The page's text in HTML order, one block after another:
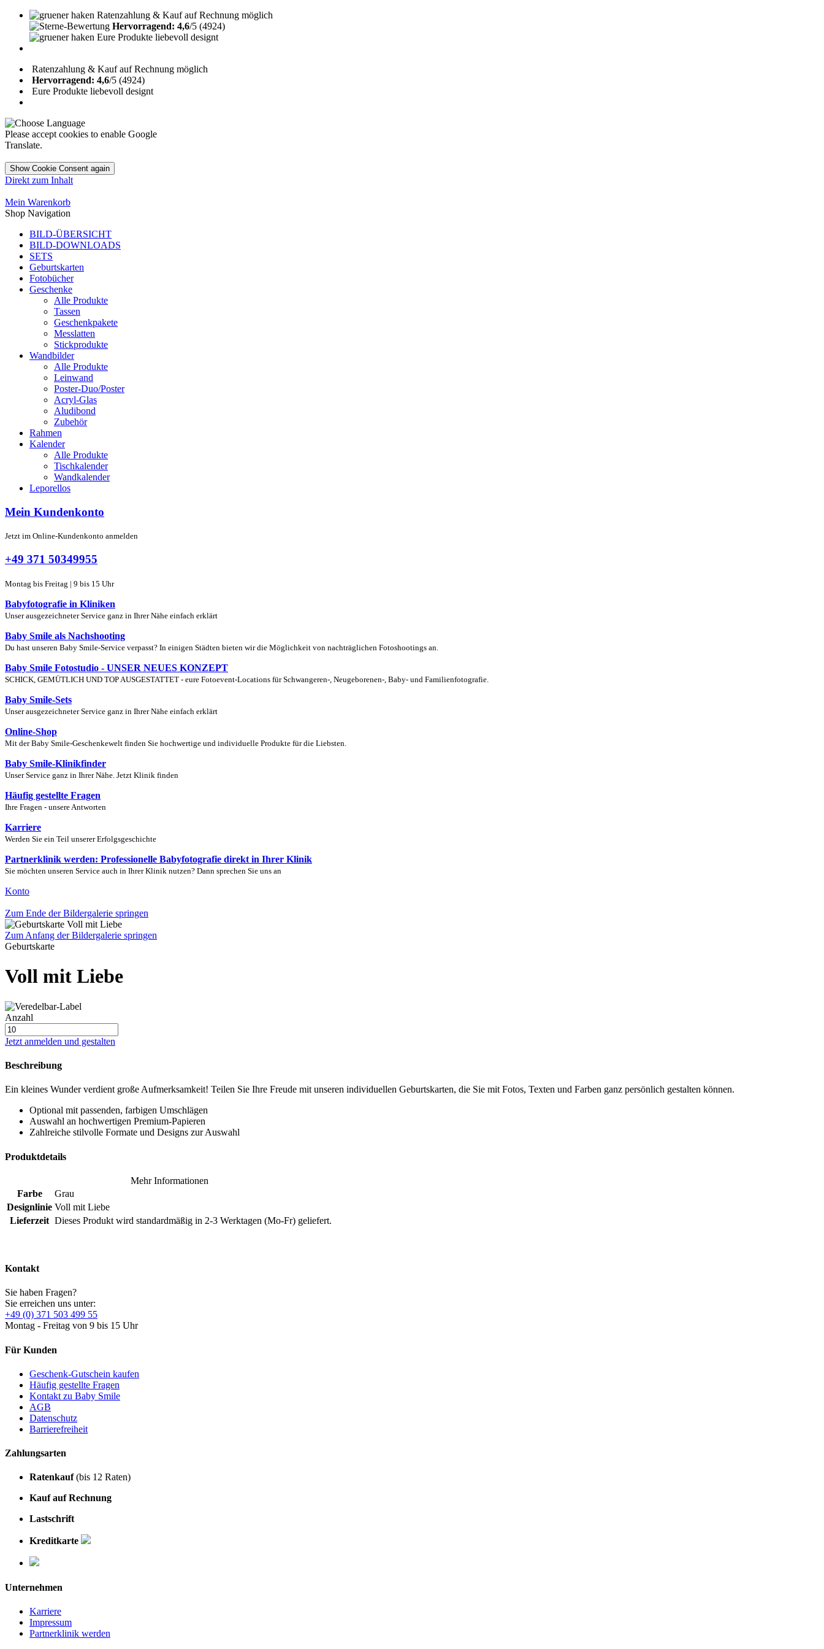
Ratenzahlung & Kauf auf Rechnung möglich
Hervorragend: 4,6/5 (4924)
Eure Produkte liebevoll designt
Ratenzahlung & Kauf auf Rechnung möglich
Hervorragend: 4,6/5 (4924)
Eure Produkte liebevoll designt
Please accept cookies to enable Google
Translate.
Show Cookie Consent again
Direkt zum Inhalt
Mein Warenkorb
Shop Navigation
BILD-ÜBERSICHT
BILD-DOWNLOADS
SETS
Geburtskarten
Fotobücher
Geschenke
Alle Produkte
Tassen
Geschenkpakete
Messlatten
Stickprodukte
Wandbilder
Alle Produkte
Leinwand
Poster-Duo/Poster
Acryl-Glas
Aludibond
Zubehör
Rahmen
Kalender
Alle Produkte
Tischkalender
Wandkalender
Leporellos
Mein Kundenkonto
Jetzt im Online-Kundenkonto anmelden
+49 371 50349955
Montag bis Freitag | 9 bis 15 Uhr
Babyfotografie in Kliniken
Unser ausgezeichneter Service ganz in Ihrer Nähe einfach erklärt
Baby Smile als Nachshooting
Du hast unseren Baby Smile-Service verpasst? In einigen Städten bieten wir die Möglichkeit von nachträglichen Fotoshootings an.
Baby Smile Fotostudio - UNSER NEUES KONZEPT
SCHICK, GEMÜTLICH UND TOP AUSGESTATTET - eure Fotoevent-Locations für Schwangeren-, Neugeborenen-, Baby- und Familienfotografie.
Baby Smile-Sets
Unser ausgezeichneter Service ganz in Ihrer Nähe einfach erklärt
Online-Shop
Mit der Baby Smile-Geschenkewelt finden Sie hochwertige und individuelle Produkte für die Liebsten.
Baby Smile-Klinikfinder
Unser Service ganz in Ihrer Nähe. Jetzt Klinik finden
Häufig gestellte Fragen
Ihre Fragen - unsere Antworten
Karriere
Werden Sie ein Teil unserer Erfolgsgeschichte
Partnerklinik werden: Professionelle Babyfotografie direkt in Ihrer Klinik
Sie möchten unseren Service auch in Ihrer Klinik nutzen? Dann sprechen Sie uns an
Konto
Zum Ende der Bildergalerie springen
Zum Anfang der Bildergalerie springen
Geburtskarte
Voll mit Liebe
Anzahl
Jetzt anmelden und gestalten
Beschreibung
Ein kleines Wunder verdient große Aufmerksamkeit! Teilen Sie Ihre Freude mit unseren individuellen Geburtskarten, die Sie mit Fotos, Texten und Farben ganz persönlich gestalten können.
Optional mit passenden, farbigen Umschlägen
Auswahl an hochwertigen Premium-Papieren
Zahlreiche stilvolle Formate und Designs zur Auswahl
Produktdetails
Mehr Informationen
Farbe
Grau
Designlinie Voll mit Liebe
Lieferzeit Dieses Produkt wird standardmäßig in 2-3 Werktagen (Mo-Fr) geliefert.
Kontakt
Sie haben Fragen?
Sie erreichen uns unter:
+49 (0) 371 503 499 55
Montag - Freitag von 9 bis 15 Uhr
Für Kunden
Geschenk-Gutschein kaufen
Häufig gestellte Fragen
Kontakt zu Baby Smile
AGB
Datenschutz
Barrierefreiheit
Zahlungsarten
Ratenkauf(bis 12 Raten)
Kauf auf Rechnung
Lastschrift
Kreditkarte
Unternehmen
Karriere
Impressum
Partnerklinik werden